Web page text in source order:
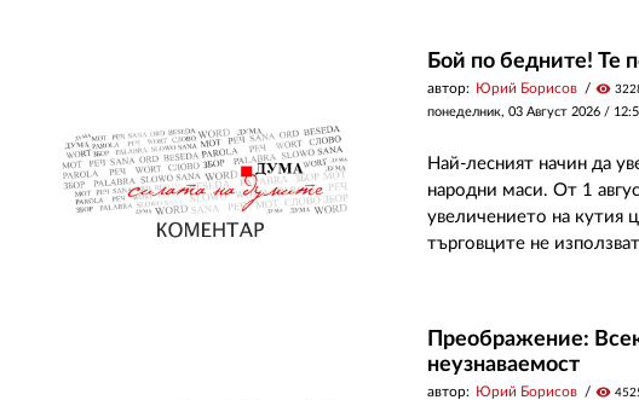
Бой по бедните! Те
автор: Юрий Борисов visibility
понеделник, 03 Август 2026 /
Най-лесният начин да
народни маси. От 1
увеличението на кутия
търговците не
Преображение:
неузнаваемост
автор: Юрий Борисов visibility